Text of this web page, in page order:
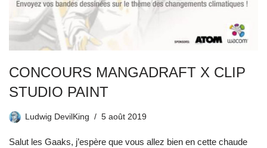
CONCOURS MANGADRAFT X CLIP
STUDIO PAINT
Ludwig DevilKing 5 août 2019
Salut les Gaaks, j’espère que vous allez bien en cette chaude